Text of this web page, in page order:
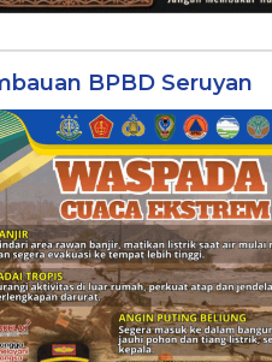
BPBD Seruyan